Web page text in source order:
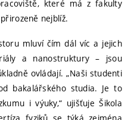
které má z fakulty
nejblíž.
mluví čím dál víc a jejich
a nanostruktury – jsou
ovládají. „Naši studenti
bakalářského studia. Je to
i výuky,“ ujišťuje Šikola